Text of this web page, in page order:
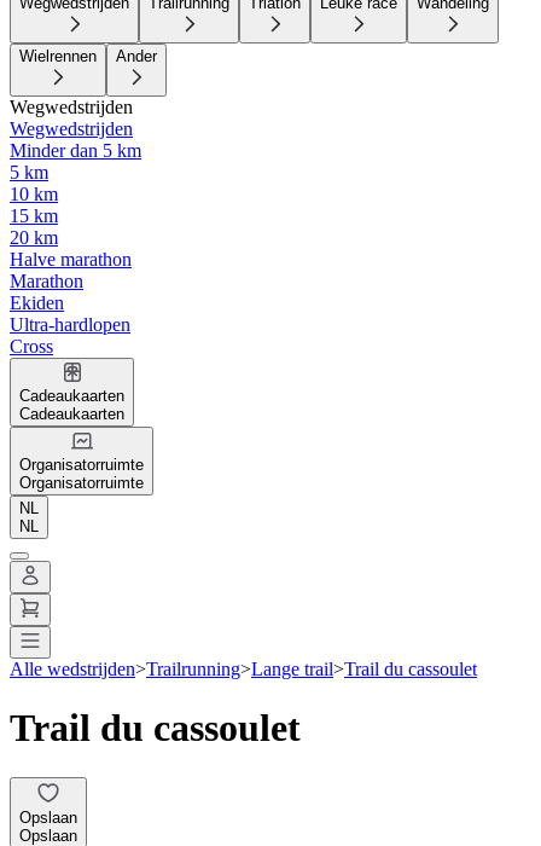
Wielrennen Ander
Wegwedstrijden
Wegwedstrijden
Minder dan 5 km
5 km
10 km
15 km
20 km
Halve marathon
Marathon
Ekiden
Ultra-hardlopen
Cross
Cadeaukaarten
Cadeaukaarten
Organisatorruimte
Organisatorruimte
NL
NL
Alle wedstrijden>Trailrunning>Lange trail>Trail du cassoulet
Trail du cassoulet
Opslaan
Opslaan